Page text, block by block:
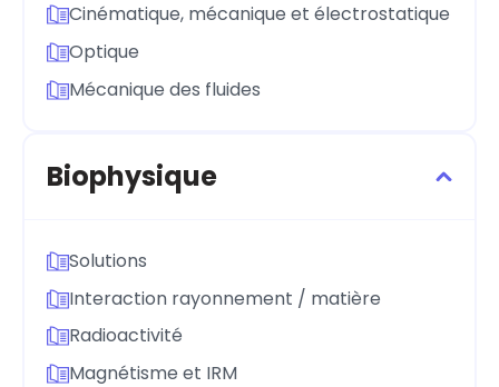
Cinématique, mécanique et électrostatique
Optique
Mécanique des fluides
Biophysique
Solutions
Interaction rayonnement / matière
Radioactivité
Magnétisme et IRM